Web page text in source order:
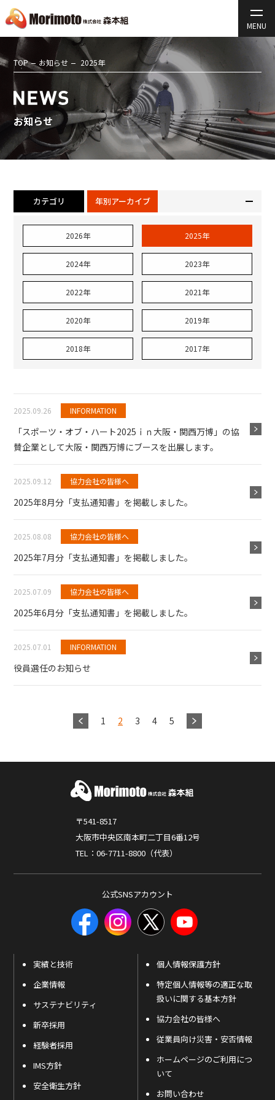
TOP お知らせ 2025年
お知らせ
カテゴリ 年別アーカイブ
2026年 2025年
2024年 2023年
2022年 2021年
2020年 2019年
2018年 2017年
2025.09.26 INFORMATION
「スポーツ・オブ・ハート2025ｉｎ大阪・関西万博」の協
賛企業として大阪・関西万博にブースを出展します。
2025.09.12 協力会社の皆様へ
2025年8月分「支払通知書」を掲載しました。
2025.08.08 協力会社の皆様へ
2025年7月分「支払通知書」を掲載しました。
2025.07.09 協力会社の皆様へ
2025年6月分「支払通知書」を掲載しました。
2025.07.01 INFORMATION
役員選任のお知らせ
1 2 3 4 5
〒541-8517
大阪市中央区南本町二丁目6番12号
TEL：06-7711-8800（代表）
公式SNSアカウント
実績と技術
企業情報
サステナビリティ
新卒採用
経験者採用
IMS方針
安全衛生方針
個人情報保護方針
特定個人情報等の適正な取
扱いに関する基本方針
協力会社の皆様へ
従業員向け災害・安否情報
ホームページのご利用につ
いて
お問い合わせ